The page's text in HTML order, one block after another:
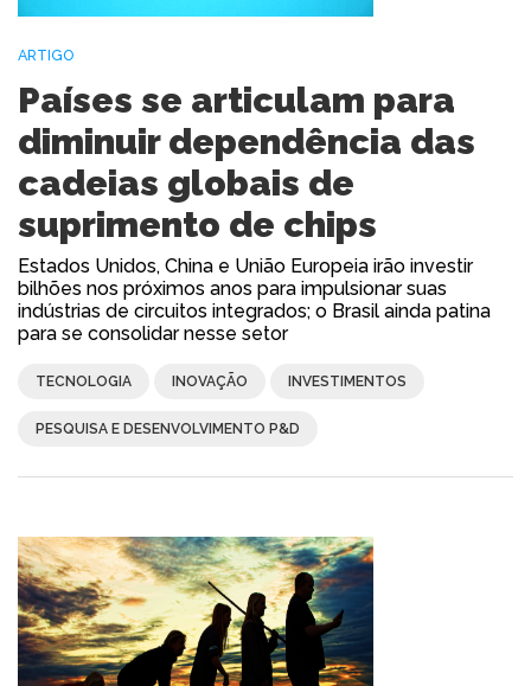
ARTIGO
Países se articulam para
diminuir dependência das
cadeias globais de
suprimento de chips
Estados Unidos, China e União Europeia irão investir
bilhões nos próximos anos para impulsionar suas
indústrias de circuitos integrados; o Brasil ainda patina
para se consolidar nesse setor
TECNOLOGIA INOVAÇÃO INVESTIMENTOS
PESQUISA E DESENVOLVIMENTO P&D